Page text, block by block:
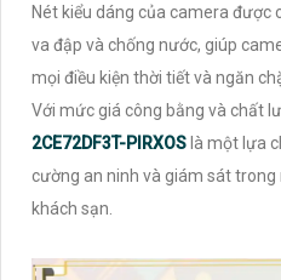
Nét kiểu dáng của camera được
va đập và chống nước, giúp
mọi điều kiện thời tiết và ngăn
Với mức giá công bằng và chất
2CE72DF3T-PIRXOS là một lựa
cường an ninh và giám sát trong
khách sạn.